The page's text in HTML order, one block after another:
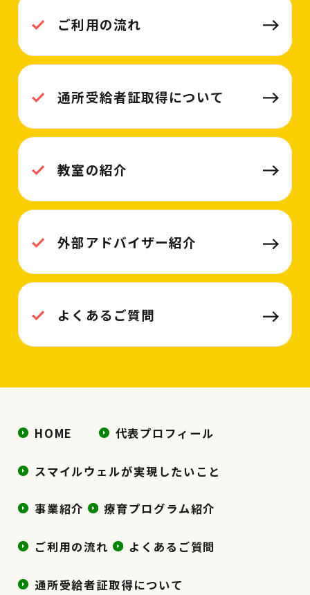
ご利用の流れ
通所受給者証取得について
教室の紹介
外部アドバイザー紹介
よくあるご質問
HOME 代表プロフィール
スマイルウェルが実現したいこと
事業紹介 療育プログラム紹介
ご利用の流れ よくあるご質問
通所受給者証取得について